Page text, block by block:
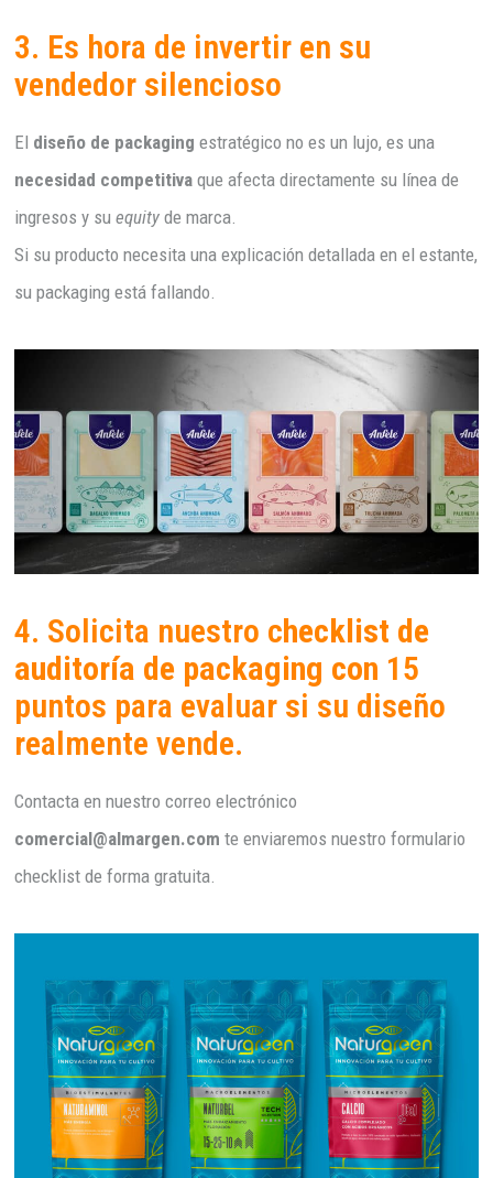
3. Es hora de invertir en su
vendedor silencioso
El diseño de packaging estratégico no es un lujo, es una
necesidad competitiva que afecta directamente su línea de
ingresos y suequity de marca.
Si su producto necesita una explicación detallada en el estante,
su packaging está fallando.
4. Solicita nuestro checklist de
auditoría de packaging con 15
puntos para evaluar si su diseño
realmente vende.
Contacta en nuestro correo electrónico
comercial@almargen.com te enviaremos nuestro formulario
checklist de forma gratuita.